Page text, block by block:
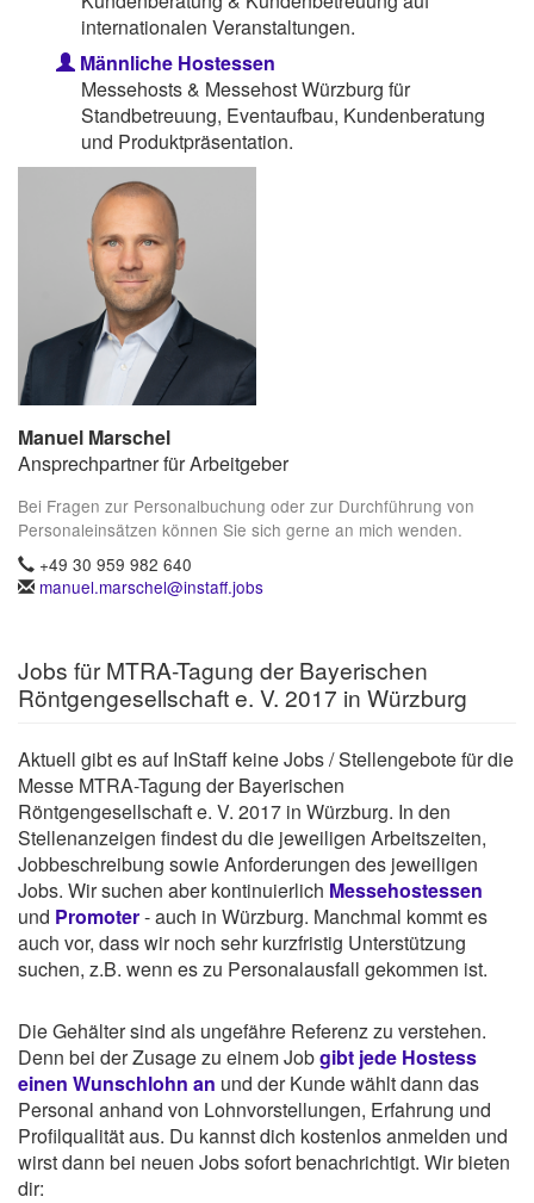
internationalen Veranstaltungen.
Männliche Hostessen
Messehosts & Messehost Würzburg für
Standbetreuung, Eventaufbau, Kundenberatung
und Produktpräsentation.
Manuel Marschel
Ansprechpartner für Arbeitgeber
Bei Fragen zur Personalbuchung oder zur Durchführung von
Personaleinsätzen können Sie sich gerne an mich wenden.
+49 30 959 982 640
manuel.marschel@instaff.jobs
Jobs für MTRA-Tagung der Bayerischen
Röntgengesellschaft e. V. 2017 in Würzburg
Aktuell gibt es auf InStaff keine Jobs / Stellengebote für die
Messe MTRA-Tagung der Bayerischen
Röntgengesellschaft e. V. 2017 in Würzburg. In den
Stellenanzeigen findest du die jeweiligen Arbeitszeiten,
Jobbeschreibung sowie Anforderungen des jeweiligen
Jobs. Wir suchen aber kontinuierlich Messehostessen
und Promoter- auch in Würzburg. Manchmal kommt es
auch vor, dass wir noch sehr kurzfristig Unterstützung
suchen, z.B. wenn es zu Personalausfall gekommen ist.
Die Gehälter sind als ungefähre Referenz zu verstehen.
Denn bei der Zusage zu einem Jobgibt jede Hostess
einen Wunschlohn an und der Kunde wählt dann das
Personal anhand von Lohnvorstellungen, Erfahrung und
Profilqualität aus. Du kannst dich kostenlos anmelden und
wirst dann bei neuen Jobs sofort benachrichtigt. Wir bieten
dir: